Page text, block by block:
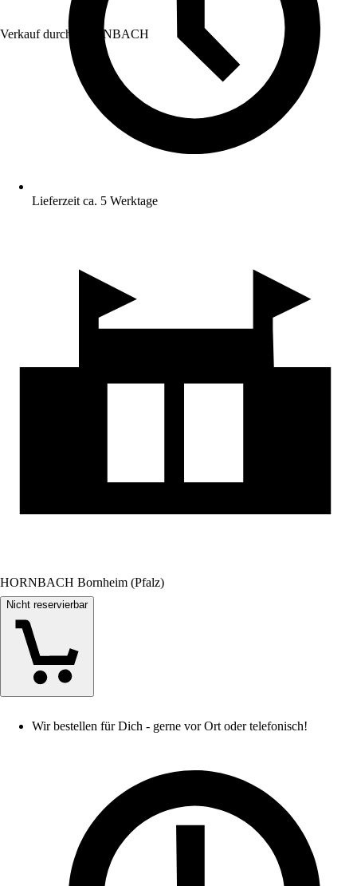
Verkauf durch: HORNBACH
Lieferzeit ca. 5 Werktage
HORNBACH Bornheim (Pfalz)
Nicht reservierbar
Wir bestellen für Dich - gerne vor Ort oder telefonisch!